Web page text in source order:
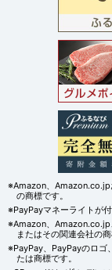
※Amazon、Amazon.co.jp
の商標です。
※PayPayマネーライトが
※Amazon、Amazon.co.jp
またはその関連会社の商
※PayPay、PayPayのロゴ
たは商標です。